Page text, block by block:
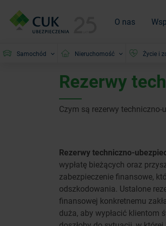
O nas
Samochód Nieruchomość Życie i
Rezerwy
Czym są rezerwy
Rezerwy techniczno-
wypłatę bieżących oraz
zabezpieczenie finansowe,
odszkodowania. Ustalone
finansowej konkretnemu
duża, aby wypłacić klientom